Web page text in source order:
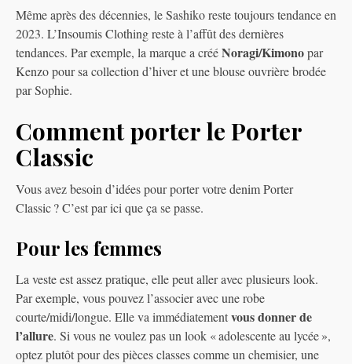
Même après des décennies, le Sashiko reste toujours tendance en
2023. L’Insoumis Clothing reste à l’affût des dernières
tendances. Par exemple, la marque a crééNoragi/Kimonopar
Kenzo pour sa collection d’hiver et une blouse ouvrière brodée
par Sophie.
Comment porter le Porter
Classic
Vous avez besoin d’idées pour porter votre denim Porter
Classic ? C’est par ici que ça se passe.
Pour les femmes
La veste est assez pratique, elle peut aller avec plusieurs look.
Par exemple, vous pouvez l’associer avec une robe
courte/midi/longue. Elle va immédiatementvous donner de
l’allure. Si vous ne voulez pas un look « adolescente au lycée »,
optez plutôt pour des pièces classes comme un chemisier, une